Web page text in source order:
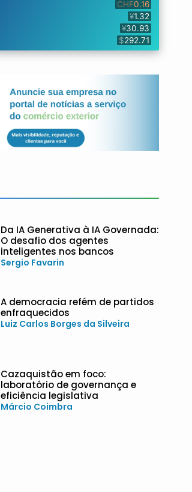
Da IA Generativa à IA Governada:
O desafio dos agentes
inteligentes nos bancos
Sergio Favarin
A democracia refém de partidos
enfraquecidos
Luiz Carlos Borges da Silveira
Cazaquistão em foco:
laboratório de governança e
eficiência legislativa
Márcio Coimbra